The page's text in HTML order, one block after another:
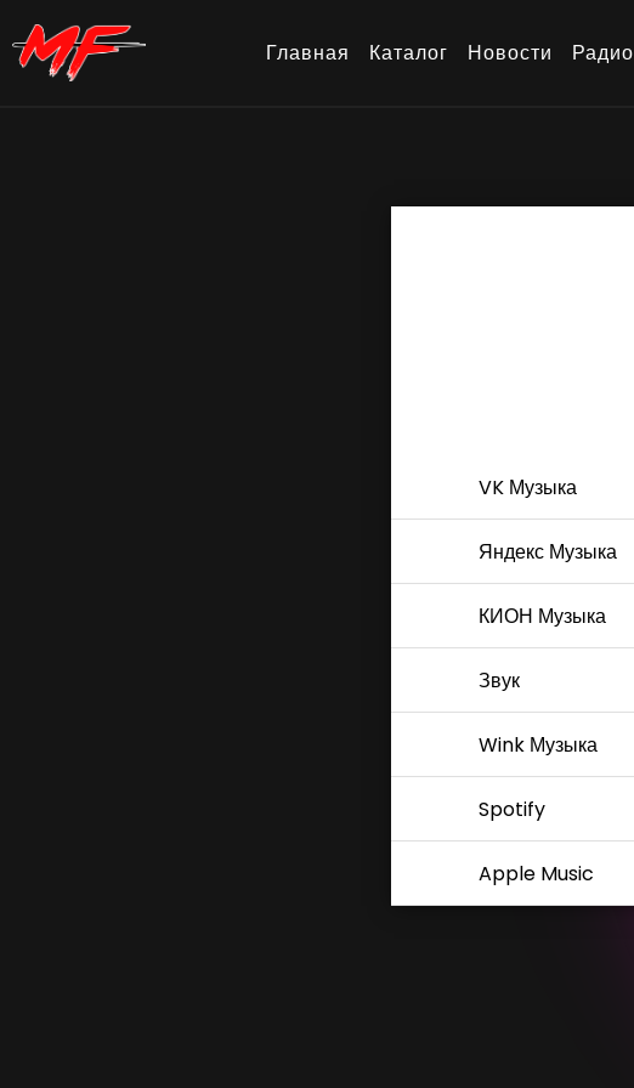
Главная Каталог Новости Радио
VK Музыка
Яндекс Музыка
КИОН Музыка
Звук
Wink Музыка
Spotify
Apple Music